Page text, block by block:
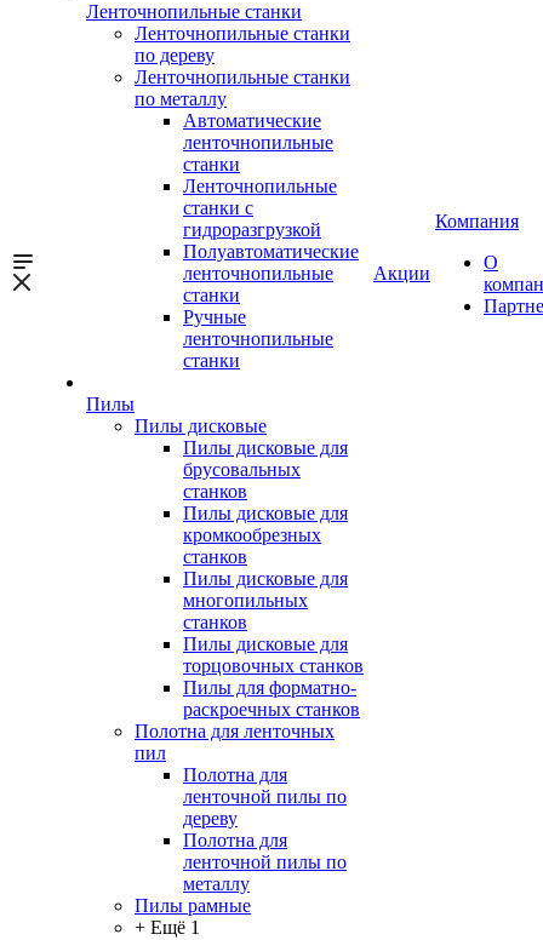
Ленточнопильные станки
Ленточнопильные станки
по дереву
Ленточнопильные станки
по металлу
Автоматические
ленточнопильные
станки
Ленточнопильные
станки с
гидроразгрузкой
Полуавтоматические
ленточнопильные
станки
Ручные
ленточнопильные
станки
Пилы
Пилы дисковые
Пилы дисковые для
брусовальных
станков
Пилы дисковые для
кромкообрезных
станков
Пилы дисковые для
многопильных
станков
Пилы дисковые для
торцовочных станков
Пилы для форматно-
раскроечных станков
Полотна для ленточных
пил
Полотна для
ленточной пилы по
дереву
Полотна для
ленточной пилы по
металлу
Пилы рамные
+ Ещё 1
Акции
Компания
О